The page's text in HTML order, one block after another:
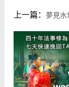
上一篇： 夢見水